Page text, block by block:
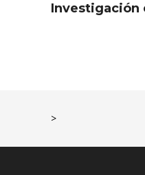
Investigación
>